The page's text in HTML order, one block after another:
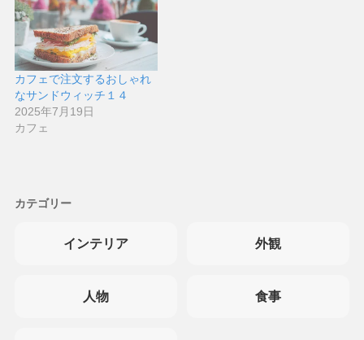
カフェで注文するおしゃれ
なサンドウィッチ１４
2025年7月19日
カフェ
カテゴリー
インテリア 外観
人物 食事